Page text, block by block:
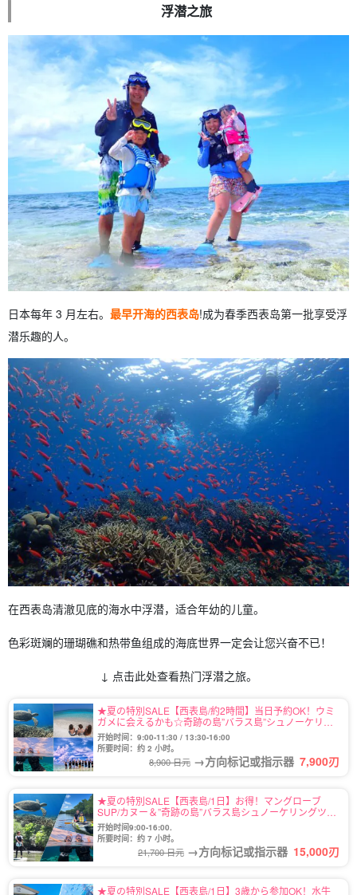
浮潜之旅
日本每年 3 月左右。 最早开海的西表岛!成为春季西表岛第一批享受浮
潜乐趣的人。
在西表岛清澈见底的海水中浮潜，适合年幼的儿童。
色彩斑斓的珊瑚礁和热带鱼组成的海底世界一定会让您兴奋不已！
↓ 点击此处查看热门浮潜之旅。
★夏の特別SALE【西表島/約2時間】当日予約OK！ウミ
ガメに会えるかも☆奇跡の島”バラス島”シュノーケリン
グツアー★写真無料＆送迎付き（No.122）
开始时间：9:00-11:30 / 13:30-16:00
所要时间：约 2 小时。
8,900 日元 →方向标记或指示器 7,900刃
★夏の特別SALE【西表島/1日】お得！マングローブ
SUP/カヌー＆”奇跡の島”バラス島シュノーケリングツア
ー★写真無料＆送迎付き（No.92）
开始时间9:00-16:00.
所要时间：约 7 小时。
21,700 日元 →方向标记或指示器 15,000刃
★夏の特別SALE【西表島/1日】3歳から参加OK！水牛